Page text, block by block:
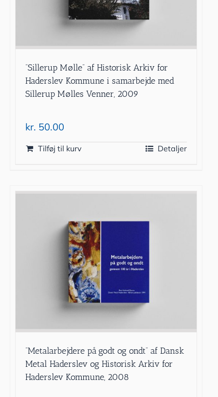
”Sillerup Mølle” af Historisk Arkiv for
Haderslev Kommune i samarbejde med
Sillerup Mølles Venner, 2009
kr. 50.00
Tilføj til kurv Detaljer
”Metalarbejdere på godt og ondt” af Dansk
Metal Haderslev og Historisk Arkiv for
Haderslev Kommune, 2008